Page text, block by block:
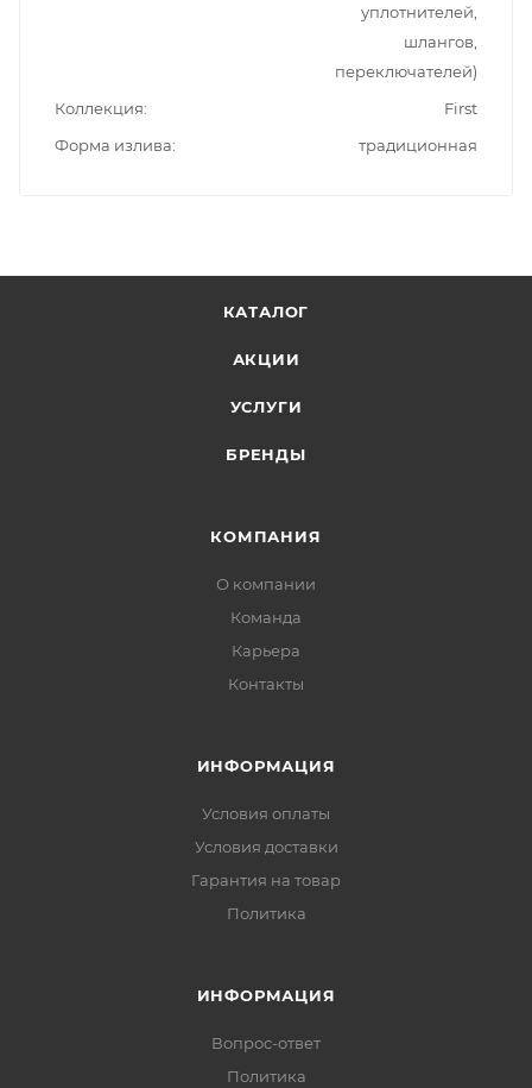
уплотнителей,
шлангов,
переключателей)
Коллекция
First
Форма излива
традиционная
КАТАЛОГ
АКЦИИ
УСЛУГИ
БРЕНДЫ
КОМПАНИЯ
О компании
Команда
Карьера
Контакты
ИНФОРМАЦИЯ
Условия оплаты
Условия доставки
Гарантия на товар
Политика
ИНФОРМАЦИЯ
Вопрос-ответ
Политика